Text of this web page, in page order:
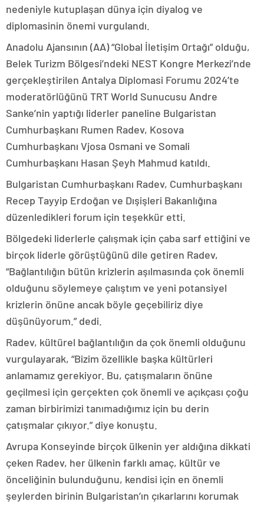
nedeniyle kutuplaşan dünya için diyalog ve
diplomasinin önemi vurgulandı.
Anadolu Ajansının (AA) “Global İletişim Ortağı” olduğu,
Belek Turizm Bölgesi’ndeki NEST Kongre Merkezi’nde
gerçekleştirilen Antalya Diplomasi Forumu 2024’te
moderatörlüğünü TRT World Sunucusu Andre
Sanke’nin yaptığı liderler paneline Bulgaristan
Cumhurbaşkanı Rumen Radev, Kosova
Cumhurbaşkanı Vjosa Osmani ve Somali
Cumhurbaşkanı Hasan Şeyh Mahmud katıldı.
Bulgaristan Cumhurbaşkanı Radev, Cumhurbaşkanı
Recep Tayyip Erdoğan ve Dışişleri Bakanlığına
düzenledikleri forum için teşekkür etti.
Bölgedeki liderlerle çalışmak için çaba sarf ettiğini ve
birçok liderle görüştüğünü dile getiren Radev,
“Bağlantılığın bütün krizlerin aşılmasında çok önemli
olduğunu söylemeye çalıştım ve yeni potansiyel
krizlerin önüne ancak böyle geçebiliriz diye
düşünüyorum.” dedi.
Radev, kültürel bağlantılığın da çok önemli olduğunu
vurgulayarak, “Bizim özellikle başka kültürleri
anlamamız gerekiyor. Bu, çatışmaların önüne
geçilmesi için gerçekten çok önemli ve açıkçası çoğu
zaman birbirimizi tanımadığımız için bu derin
çatışmalar çıkıyor.” diye konuştu.
Avrupa Konseyinde birçok ülkenin yer aldığına dikkati
çeken Radev, her ülkenin farklı amaç, kültür ve
önceliğinin bulunduğunu, kendisi için en önemli
şeylerden birinin Bulgaristan’ın çıkarlarını korumak